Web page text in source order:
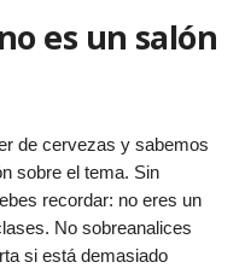
es un salón
de cervezas y sabemos
sobre el tema. Sin
recordar: no eres un
No sobreanalices
si está demasiado